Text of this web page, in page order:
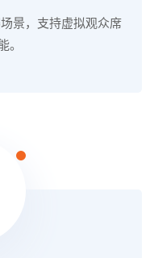
景，支持虚拟观众席
。